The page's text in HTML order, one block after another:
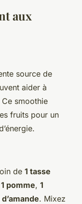
aux
source de
aider à
Ce smoothie
fruits pour un
de 1 tasse
1 pomme, 1
. Mixez